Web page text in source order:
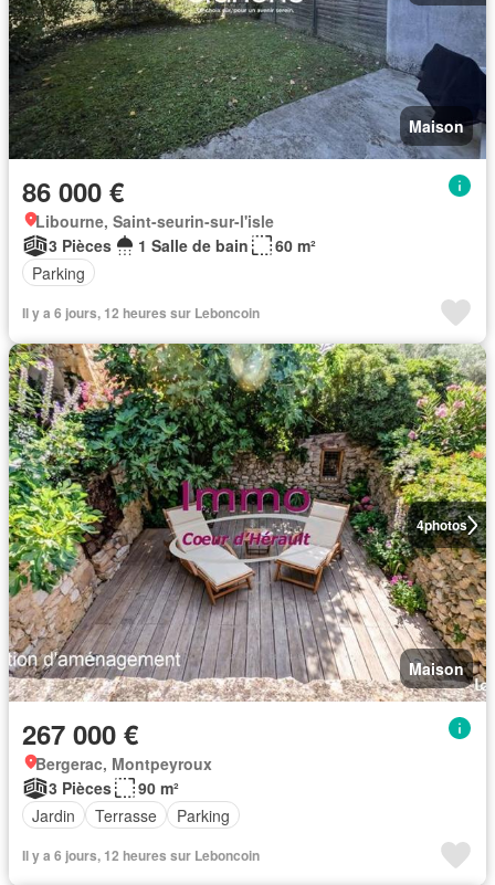
Maison
86 000 €
Libourne, Saint-seurin-sur-l'isle
3 Pièces
1 Salle de bain
60 m²
Parking
Il y a 6 jours, 12 heures sur Leboncoin
4photos
Maison
267 000 €
Bergerac, Montpeyroux
3 Pièces
90 m²
Jardin
Terrasse Parking
Il y a 6 jours, 12 heures sur Leboncoin